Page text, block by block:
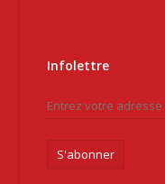
Infolettre
S'abonner